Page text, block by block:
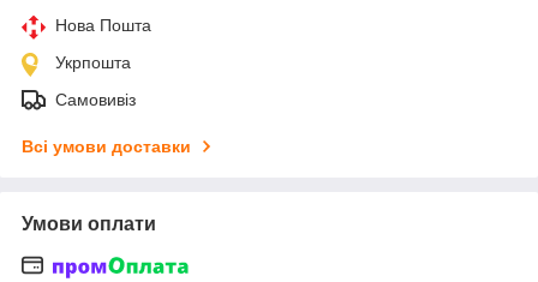
Нова Пошта
Укрпошта
Самовивіз
Всі умови доставки
Умови оплати